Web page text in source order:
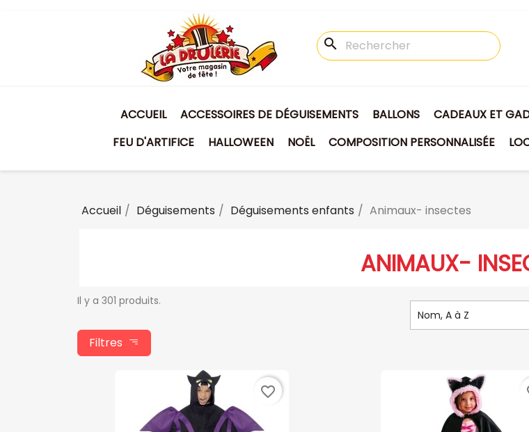
search
ACCUEIL ACCESSOIRES DE DÉGUISEMENTS BALLONS CADEAUX ET
FEU D'ARTIFICE
HALLOWEEN NOËL COMPOSITION PERSONNALISÉE
Accueil Déguisements Déguisements enfants Animaux- insectes
ANIMAUX-
Il y a 301 produits.
Filtres
Nom, A à Z
favorite_border